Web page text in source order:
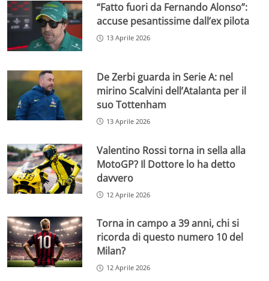
“Fatto fuori da Fernando Alonso”:
accuse pesantissime dall’ex pilota
13 Aprile 2026
De Zerbi guarda in Serie A: nel
mirino Scalvini dell’Atalanta per il
suo Tottenham
13 Aprile 2026
Valentino Rossi torna in sella alla
MotoGP? Il Dottore lo ha detto
davvero
12 Aprile 2026
Torna in campo a 39 anni, chi si
ricorda di questo numero 10 del
Milan?
12 Aprile 2026